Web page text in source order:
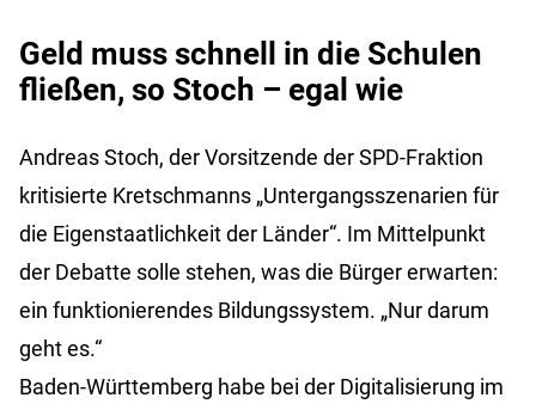
Geld muss schnell in die Schulen
fließen, so Stoch – egal wie
Andreas Stoch, der Vorsitzende der SPD-Fraktion
kritisierte Kretschmanns „Untergangsszenarien für
die Eigenstaatlichkeit der Länder“. Im Mittelpunkt
der Debatte solle stehen, was die Bürger erwarten:
ein funktionierendes Bildungssystem. „Nur darum
geht es.“
Baden-Württemberg habe bei der Digitalisierung im